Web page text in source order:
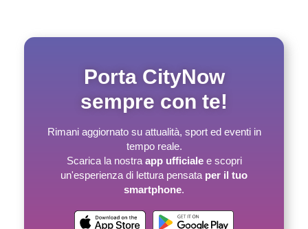
Porta CityNow
sempre con te!
Rimani aggiornato su attualità, sport ed eventi in
tempo reale.
Scarica la nostra app ufficialee scopri
un'esperienza di lettura pensata per il tuo
smartphone.